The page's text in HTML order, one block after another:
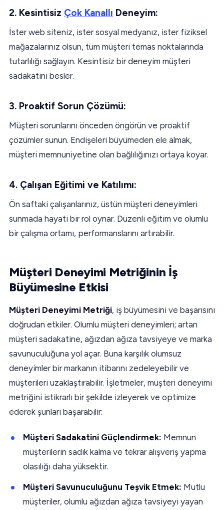
2. Kesintisiz Çok Kanallı Deneyim:
İster web siteniz, ister sosyal medyanız, ister fiziksel
mağazalarınız olsun, tüm müşteri temas noktalarında
tutarlılığı sağlayın. Kesintisiz bir deneyim müşteri
sadakatini besler.
3. Proaktif Sorun Çözümü:
Müşteri sorunlarını önceden öngörün ve proaktif
çözümler sunun. Endişeleri büyümeden ele almak,
müşteri memnuniyetine olan bağlılığınızı ortaya koyar.
4. Çalışan Eğitimi ve Katılımı:
Ön saftaki çalışanlarınız, üstün müşteri deneyimleri
sunmada hayati bir rol oynar. Düzenli eğitim ve olumlu
bir çalışma ortamı, performanslarını artırabilir.
Müşteri Deneyimi Metriğinin İş
Büyümesine Etkisi
Müşteri Deneyimi Metriği, iş büyümesini ve başarısını
doğrudan etkiler. Olumlu müşteri deneyimleri; artan
müşteri sadakatine, ağızdan ağıza tavsiyeye ve marka
savunuculuğuna yol açar. Buna karşılık olumsuz
deneyimler bir markanın itibarını zedeleyebilir ve
müşterileri uzaklaştırabilir. İşletmeler, müşteri deneyimi
metriğini istikrarlı bir şekilde izleyerek ve optimize
ederek şunları başarabilir:
Müşteri Sadakatini Güçlendirmek: Memnun
müşterilerin sadık kalma ve tekrar alışveriş yapma
olasılığı daha yüksektir.
Müşteri Savunuculuğunu Teşvik Etmek: Mutlu
müşteriler, olumlu ağızdan ağıza tavsiyeyi yayan